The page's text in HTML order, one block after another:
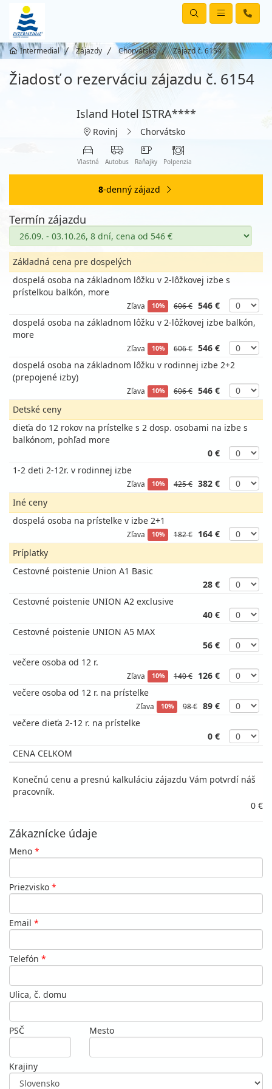
Intermedial Zájazdy Chorvátsko Zájazd č. 6154
Žiadosť o rezerváciu zájazdu č. 6154
Island Hotel ISTRA****
Rovinj Chorvátsko
Vlastná Autobus Raňajky Polpenzia
8-denný zájazd
Termín zájazdu
Základná cena pre dospelých
dospelá osoba na základnom lôžku v 2-lôžkovej izbe s
prístelkou balkón, more
Zľava 10% 606 € 546 €
dospelá osoba na základnom lôžku v 2-lôžkovej izbe balkón,
more
Zľava 10% 606 € 546 €
dospelá osoba na základnom lôžku v rodinnej izbe 2+2
(prepojené izby)
Zľava 10% 606 € 546 €
Detské ceny
dieťa do 12 rokov na prístelke s 2 dosp. osobami na izbe s
balkónom, pohľad more
0 €
1-2 deti 2-12r. v rodinnej izbe
Zľava 10% 425 € 382 €
Iné ceny
dospelá osoba na prístelke v izbe 2+1
Zľava 10% 182 €
164 €
Príplatky
Cestovné poistenie Union A1 Basic
28 €
Cestovné poistenie UNION A2 exclusive
40 €
Cestovné poistenie UNION A5 MAX
56 €
večere osoba od 12 r.
Zľava 10% 140 €
126 €
večere osoba od 12 r. na prístelke
Zľava 10% 98 € 89 €
večere dieťa 2-12 r. na prístelke
0 €
CENA CELKOM
Konečnú cenu a presnú kalkuláciu zájazdu Vám potvrdí náš
pracovník.
0 €
Zákaznícke údaje
Meno *
Priezvisko *
Email *
Telefón *
Ulica, č. domu
PSČ Mesto
Krajiny